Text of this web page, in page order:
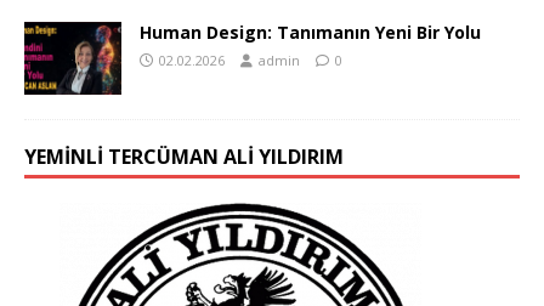
Human Design: Tanımanın Yeni Bir Yolu
02.02.2026 admin 0
YEMINLI TERCÜMAN ALI YILDIRIM